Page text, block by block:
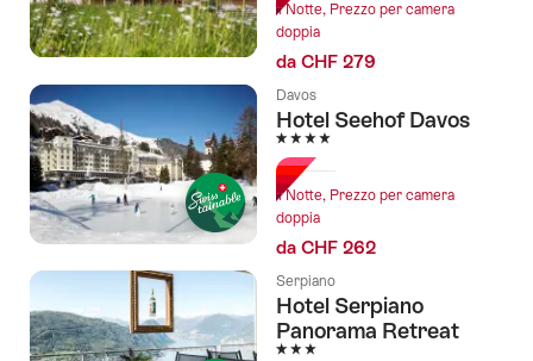
1 Notte, Prezzo per camera
doppia
da CHF 279
Davos
Hotel Seehof Davos
4 Stelle
1 Notte, Prezzo per camera
doppia
da CHF 262
Serpiano
Hotel Serpiano
Panorama Retreat
3 Stelle